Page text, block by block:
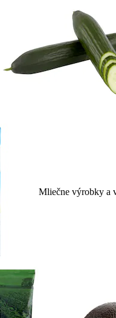
Mliečne výrobky a